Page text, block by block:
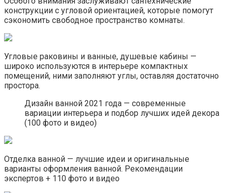
конструкции с угловой ориентацией, которые помогут
сэкономить свободное пространство комнаты.
Угловые раковины и ванные, душевые кабины —
широко используются в интерьере компактных
помещений, ними заполняют углы, оставляя достаточно
простора.
Дизайн ванной 2021 года — современные
вариации интерьера и подбор лучших идей декора
(100 фото и видео)
Отделка ванной — лучшие идеи и оригинальные
варианты оформления ванной. Рекомендации
экспертов + 110 фото и видео